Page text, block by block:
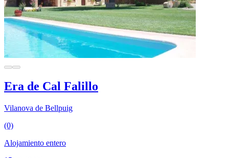
Era de Cal Falillo
Vilanova de Bellpuig
(0)
Alojamiento entero